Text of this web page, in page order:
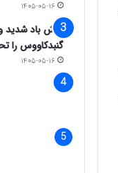
۱۴۰۵-۰۵-۱۶
وزش باد شدید
گنبدکاووس را
۱۴۰۵-۰۵-۱۶